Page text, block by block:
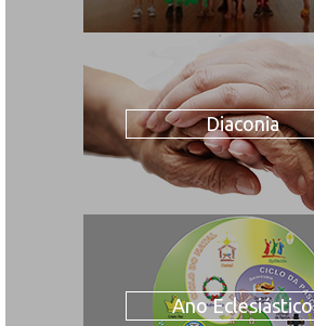
Diaconia
Ano Eclesiástico